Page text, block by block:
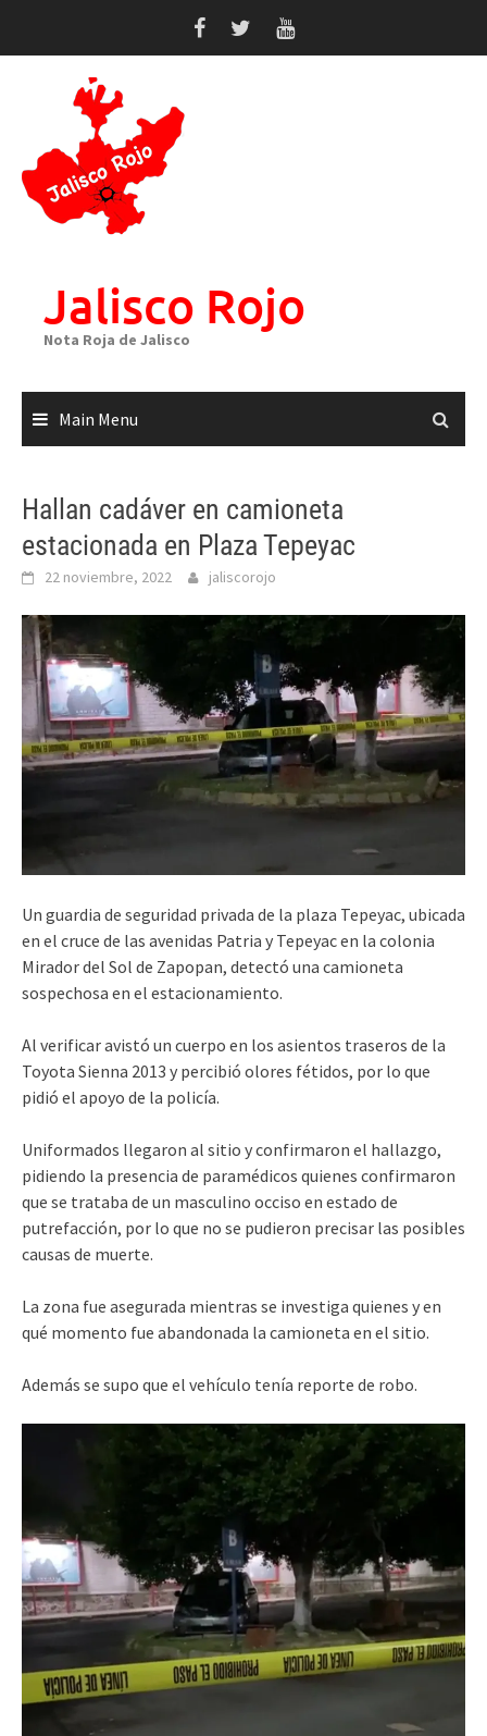
Jalisco Rojo
Nota Roja de Jalisco
Main Menu
Hallan cadáver en camioneta
estacionada en Plaza Tepeyac
22 noviembre, 2022 jaliscorojo
Un guardia de seguridad privada de la plaza Tepeyac, ubicada
en el cruce de las avenidas Patria y Tepeyac en la colonia
Mirador del Sol de Zapopan, detectó una camioneta
sospechosa en el estacionamiento.
Al verificar avistó un cuerpo en los asientos traseros de la
Toyota Sienna 2013 y percibió olores fétidos, por lo que
pidió el apoyo de la policía.
Uniformados llegaron al sitio y confirmaron el hallazgo,
pidiendo la presencia de paramédicos quienes confirmaron
que se trataba de un masculino occiso en estado de
putrefacción, por lo que no se pudieron precisar las posibles
causas de muerte.
La zona fue asegurada mientras se investiga quienes y en
qué momento fue abandonada la camioneta en el sitio.
Además se supo que el vehículo tenía reporte de robo.